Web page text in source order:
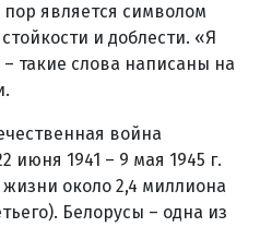
пор является символом
и доблести. «Я
такие слова написаны на
война
июня 1941 – 9 мая 1945 г.
около 2,4 миллиона
Белорусы – одна из